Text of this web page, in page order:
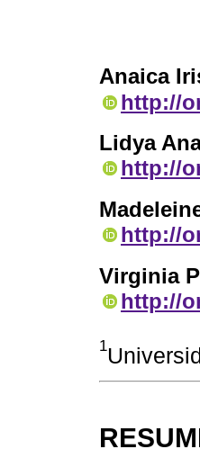
Anaica
http://
Lidya
http://
http://
Virginia
http://
1